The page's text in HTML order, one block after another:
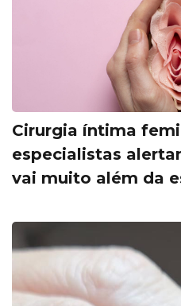
Cirurgia íntima
especialistas
vai muito além da